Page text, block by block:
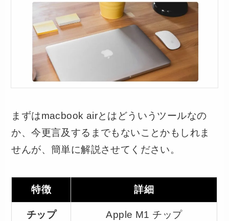
まずはmacbook airとはどういうツールなの
か、今更言及するまでもないことかもしれま
せんが、簡単に解説させてください。
特徴 詳細
チップ Apple M1 チップ